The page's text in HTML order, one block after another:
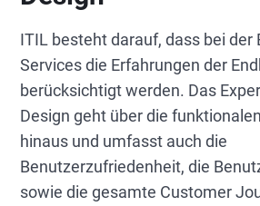
ITIL besteht darauf, dass bei der
Services die Erfahrungen der
berücksichtigt werden. Das
Design geht über die
hinaus und umfasst auch die
Benutzerzufriedenheit, die
sowie die gesamte Customer